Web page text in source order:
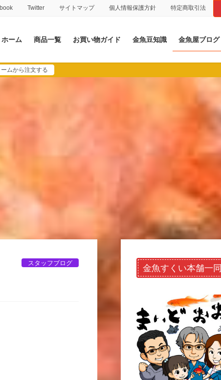
Twitter サイトマップ 個人情報保護方針 特定商取引法
ホーム 商品一覧 お買い物ガイド 金魚豆知識 金魚屋ブログ
ムから注文する
スタッフブログ
金魚すくい本舗一同